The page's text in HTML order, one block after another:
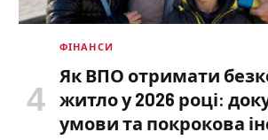
ФІНАНСИ
Як ВПО отримати
житло у 2026 році:
умови та покрокова